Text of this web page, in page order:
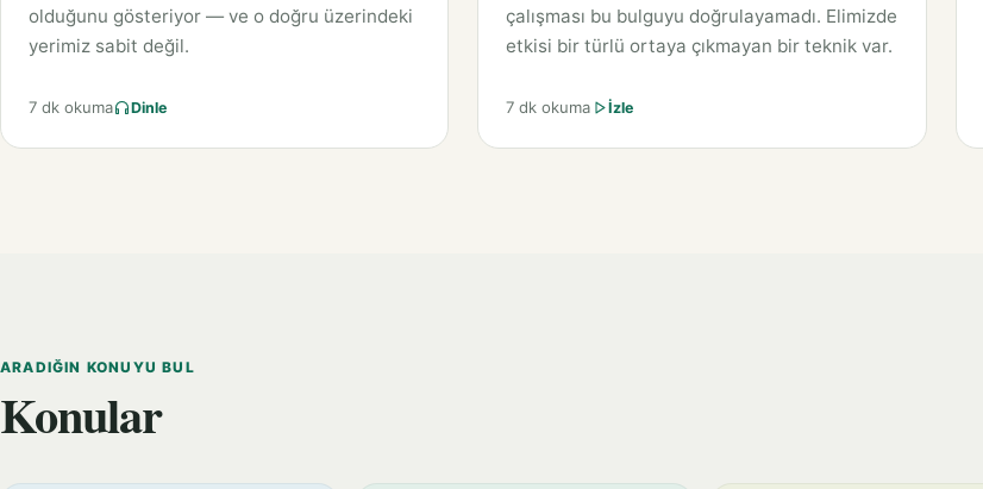
olduğunu gösteriyor — ve o doğru üzerindeki
yerimiz sabit değil.
7 dk okuma Dinle
çalışması bu bulguyu doğrulayamadı. Elimizde
etkisi bir türlü ortaya çıkmayan bir teknik var.
7 dk okuma İzle
ARADIĞIN KONUYU BUL
Konular